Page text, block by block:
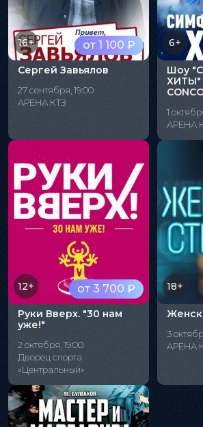
от 1 100 ₽
16+
Сергей Завьялов
27 сентября, 19:00
АРЕНА КТЗ
6+
Шоу
ХИТЫ"
1
АРЕНА
от 3 700 ₽
12+
Руки Вверх. "30 нам
уже!"
2 октября, 19:00
Дворец спорта
«Центральный»
18+
3
АРЕНА